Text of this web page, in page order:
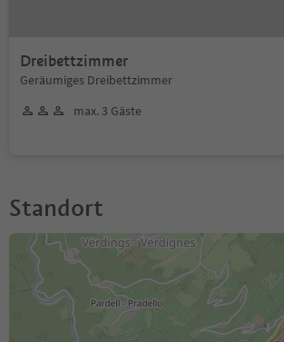
Dreibettzimmer
Geräumiges Dreibettzimmer
max. 3 Gäste
Standort